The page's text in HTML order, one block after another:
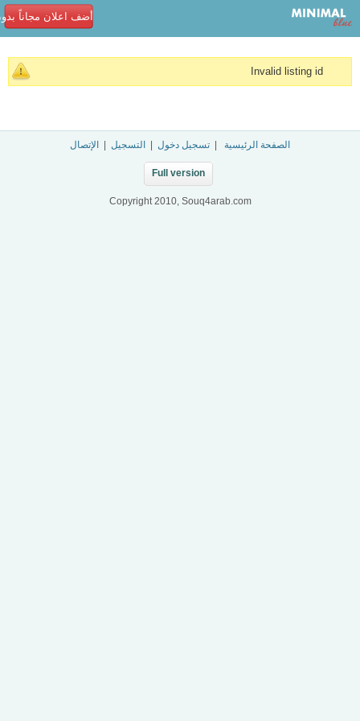
أضف اعلان مجاناً
Invalid listing id
الصفحة الرئيسية تسجيل دخول التسجيل الإتصال
Full version
Copyright 2010, Souq4arab.com